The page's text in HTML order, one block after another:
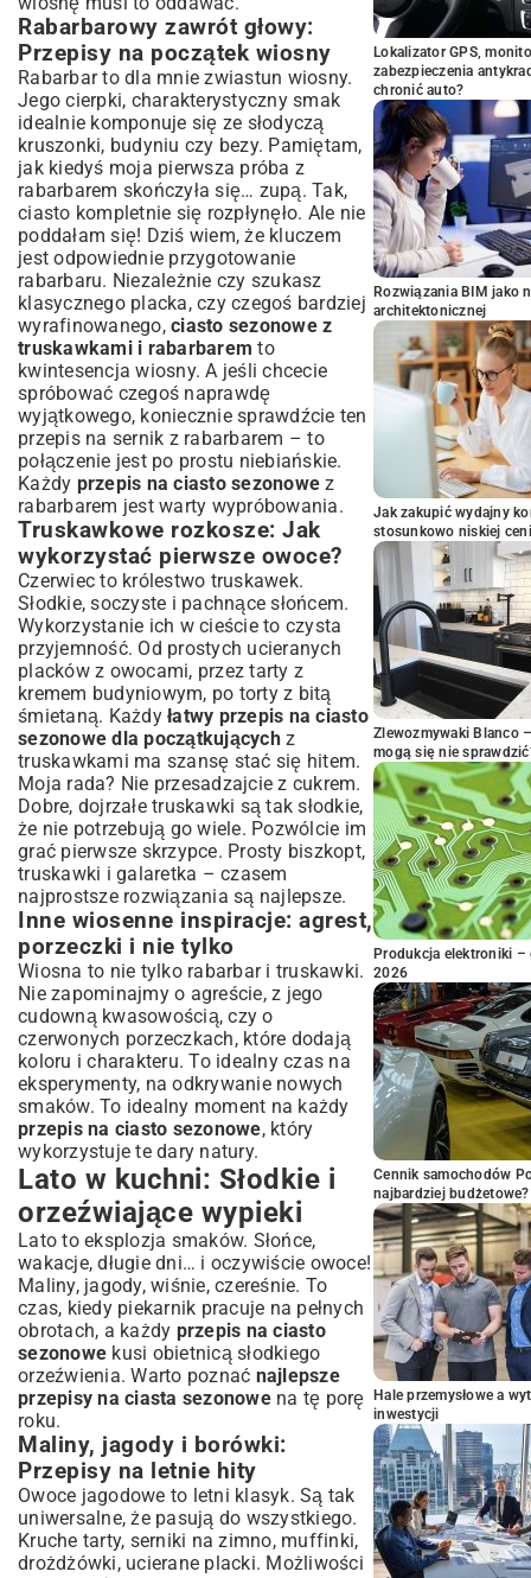
Rabarbarowy zawrót głowy:
Przepisy na początek wiosny
Rabarbar to dla mnie zwiastun wiosny.
Jego cierpki, charakterystyczny smak
idealnie komponuje się ze słodyczą
kruszonki, budyniu czy bezy. Pamiętam,
jak kiedyś moja pierwsza próba z
rabarbarem skończyła się… zupą. Tak,
ciasto kompletnie się rozpłynęło. Ale nie
poddałam się! Dziś wiem, że kluczem
jest odpowiednie przygotowanie
rabarbaru. Niezależnie czy szukasz
klasycznego placka, czy czegoś bardziej
wyrafinowanego, ciasto sezonowe z
truskawkami i rabarbarem to
kwintesencja wiosny. A jeśli chcecie
spróbować czegoś naprawdę
wyjątkowego, koniecznie sprawdźcie ten
przepis na sernik z rabarbarem – to
połączenie jest po prostu niebiańskie.
Każdy przepis na ciasto sezonowe z
rabarbarem jest warty wypróbowania.
Truskawkowe rozkosze: Jak
wykorzystać pierwsze owoce?
Czerwiec to królestwo truskawek.
Słodkie, soczyste i pachnące słońcem.
Wykorzystanie ich w cieście to czysta
przyjemność. Od prostych ucieranych
placków z owocami, przez tarty z
kremem budyniowym, po torty z bitą
śmietaną. Każdy łatwy przepis na ciasto
sezonowe dla początkującychz
truskawkami ma szansę stać się hitem.
Moja rada? Nie przesadzajcie z cukrem.
Dobre, dojrzałe truskawki są tak słodkie,
że nie potrzebują go wiele. Pozwólcie im
grać pierwsze skrzypce. Prosty biszkopt,
truskawki i galaretka – czasem
najprostsze rozwiązania są najlepsze.
Inne wiosenne inspiracje: agrest,
porzeczki i nie tylko
Wiosna to nie tylko rabarbar i truskawki.
Nie zapominajmy o agreście, z jego
cudowną kwasowością, czy o
czerwonych porzeczkach, które dodają
koloru i charakteru. To idealny czas na
eksperymenty, na odkrywanie nowych
smaków. To idealny moment na każdy
przepis na ciasto sezonowe, który
wykorzystuje te dary natury.
Lato w kuchni: Słodkie i
orzeźwiające wypieki
Lato to eksplozja smaków. Słońce,
wakacje, długie dni… i oczywiście owoce!
Maliny, jagody, wiśnie, czereśnie. To
czas, kiedy piekarnik pracuje na pełnych
obrotach, a każdy przepis na ciasto
sezonowe kusi obietnicą słodkiego
orzeźwienia. Warto poznać najlepsze
przepisy na ciasta sezonowena tę porę
roku.
Maliny, jagody i borówki:
Przepisy na letnie hity
Owoce jagodowe to letni klasyk. Są tak
uniwersalne, że pasują do wszystkiego.
Kruche tarty, serniki na zimno, muffinki,
drożdżówki, ucierane placki. Możliwości
Lokalizator GPS,
zabezpieczenia
chronić auto?
Rozwiązania BIM jako
architektonicznej
Jak zakupić wydajny
stosunkowo niskiej
Zlewozmywaki Blanco
mogą się nie
Produkcja elektroniki –
2026
Cennik samochodów
najbardziej budżetowe?
Hale przemysłowe a
inwestycji